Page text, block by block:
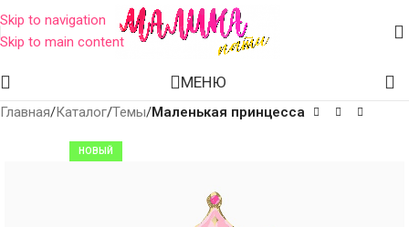
Skip to navigation
Skip to main content
МЕНЮ
Главная Каталог Темы Маленькая принцесса
НОВЫЙ